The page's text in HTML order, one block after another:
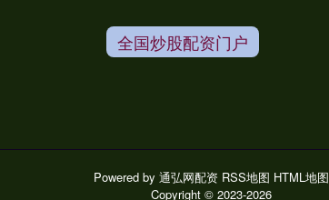
全国炒股配资门户
Powered by 通弘网配资 RSS地图 HTML地图
Copyright © 2023-2026